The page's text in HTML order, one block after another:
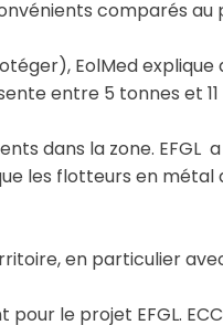
comparés au
EolMed explique
entre 5 tonnes et
dans la zone. EFGL
les flotteurs en métal
en particulier
le projet EFGL.